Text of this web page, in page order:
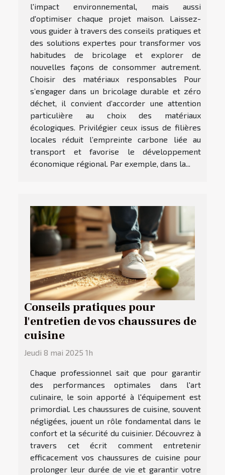
l'impact environnemental, mais aussi
d'optimiser chaque projet maison. Laissez-
vous guider à travers des conseils pratiques et
des solutions expertes pour transformer vos
habitudes de bricolage et explorer de
nouvelles façons de consommer autrement.
Choisir des matériaux responsables Pour
s’engager dans un bricolage durable et zéro
déchet, il convient d’accorder une attention
particulière au choix des matériaux
écologiques. Privilégier ceux issus de filières
locales réduit l’empreinte carbone liée au
transport et favorise le développement
économique régional. Par exemple, dans la...
Conseils pratiques pour
l'entretien de vos chaussures de
cuisine
Jeudi 8 mai 2025 1h
Chaque professionnel sait que pour garantir
des performances optimales dans l'art
culinaire, le soin apporté à l'équipement est
primordial. Les chaussures de cuisine, souvent
négligées, jouent un rôle fondamental dans le
confort et la sécurité du cuisinier. Découvrez à
travers cet écrit comment entretenir
efficacement vos chaussures de cuisine pour
prolonger leur durée de vie et garantir votre